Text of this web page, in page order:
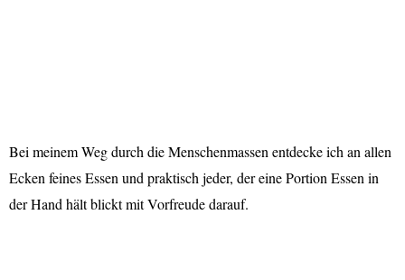
Bei meinem Weg durch die Menschenmassen entdecke ich an allen
Ecken feines Essen und praktisch jeder, der eine Portion Essen in
der Hand hält blickt mit Vorfreude darauf.